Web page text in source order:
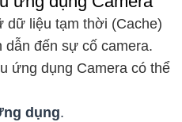
dữ liệu tạm thời (Cache)
đến sự cố camera.
ứng dụng Camera có thể
dụng.